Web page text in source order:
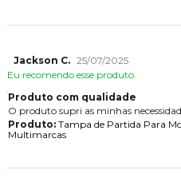
Jackson C. 25/07/2025
Eu recomendo esse produto.
Produto com qualidade
O produto supri as minhas
Produto:Tampa de Partida Para
Multimarcas